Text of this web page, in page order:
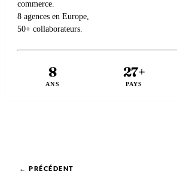
commerce.
8 agences en Europe,
50+ collaborateurs.
8
ANS
27+
PAYS
← PRÉCÉDENT